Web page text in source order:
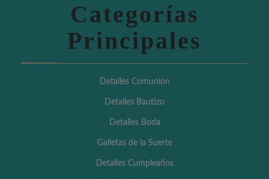
Categorías
Principales
Detalles Comunión
Detalles Bautizo
Detalles Boda
Galletas de la Suerte
Detalles Cumpleaños